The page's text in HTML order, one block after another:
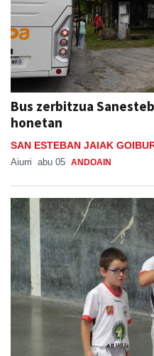
Bus zerbitzua
honetan
SAN ESTEBAN JAIAK
Aiurri abu 05 ANDOAIN